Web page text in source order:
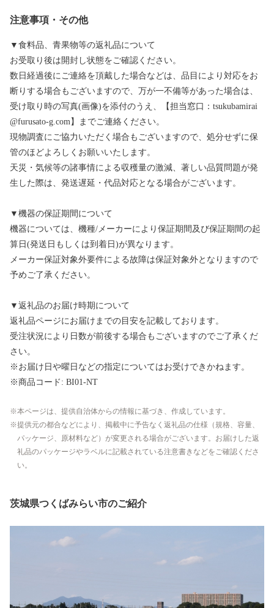
注意事項・その他
▼食料品、青果物等の返礼品について
お受取り後は開封し状態をご確認ください。
数日経過後にご連絡を頂戴した場合などは、品目により対応をお
断りする場合もございますので、万が一不備等があった場合は、
受け取り時の写真(画像)を添付のうえ、【担当窓口：tsukubamirai
@furusato-g.com】までご連絡ください。
現物調査にご協力いただく場合もございますので、処分せずに保
管のほどよろしくお願いいたします。
天災・気候等の諸事情による収穫量の激減、著しい品質問題が発
生した際は、発送遅延・代品対応となる場合がございます。
▼機器の保証期間について
機器については、機種/メーカーにより保証期間及び保証期間の起
算日(発送日もしくは到着日)が異なります。
メーカー保証対象外要件による故障は保証対象外となりますので
予めご了承ください。
▼返礼品のお届け時期について
返礼品ページにお届けまでの目安を記載しております。
受注状況により日数が前後する場合もございますのでご了承くだ
さい。
※お届け日や曜日などの指定についてはお受けできかねます。
※商品コード: BI01-NT
本ページは、提供自治体からの情報に基づき、作成しています。
提供元の都合などにより、掲載中に予告なく返礼品の仕様（規格、容量、
パッケージ、原材料など）が変更される場合がございます。お届けした返
礼品のパッケージやラベルに記載されている注意書きなどをご確認くださ
い。
茨城県つくばみらい市のご紹介